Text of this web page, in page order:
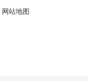
网站地图